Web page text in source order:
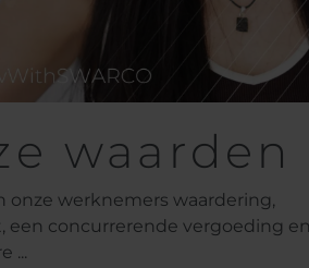
waarden
onze werknemers waardering,
een concurrerende vergoeding en
...